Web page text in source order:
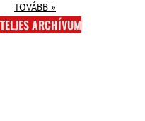
TOVÁBB »
TELJES ARCHÍVUM